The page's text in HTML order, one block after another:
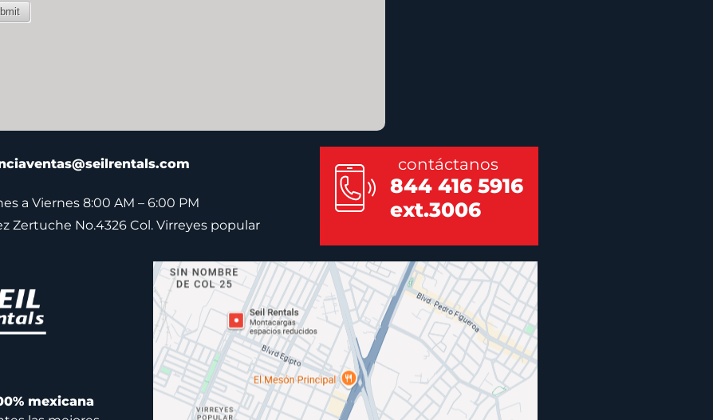
a Viernes 8:00 AM – 6:00 PM
Zertuche No.4326 Col. Virreyes popular
contáctanos
844 416 5916
ext.3006
mexicana